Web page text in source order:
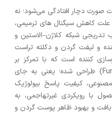
صورت دچار افتادگی می‌شود؛ نه
علت کاهش سیگنال‌ های ترمیمی،
تدریجی شبکه کلاژن–الاستین و
و لیفت گردن و دکلته تراست
کننده است که با تمرکز بر
لیفت عملکردی (Functional Lifting) طراحی شده؛ یعنی به ‌جای
کیفیت پاسخ بیولوژیک
با رویکردی غیرتهاجمی، به
و بهبود ظاهر پوست گردن و